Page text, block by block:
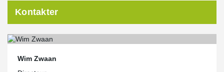
Kontakter
Wim Zwaan